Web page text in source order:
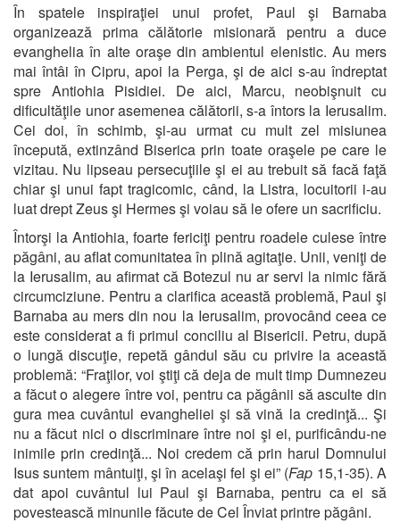
În spatele inspiraţiei unui profet, Paul şi Barnaba
organizează prima călătorie misionară pentru a duce
evanghelia în alte oraşe din ambientul elenistic. Au mers
mai întâi în Cipru, apoi la Perga, şi de aici s-au îndreptat
spre Antiohia Pisidiei. De aici, Marcu, neobişnuit cu
dificultăţile unor asemenea călătorii, s-a întors la Ierusalim.
Cei doi, în schimb, şi-au urmat cu mult zel misiunea
începută, extinzând Biserica prin toate oraşele pe care le
vizitau. Nu lipseau persecuţiile şi ei au trebuit să facă faţă
chiar şi unui fapt tragicomic, când, la Listra, locuitorii i-au
luat drept Zeus şi Hermes şi voiau să le ofere un sacrificiu.
Întorşi la Antiohia, foarte fericiţi pentru roadele culese între
păgâni, au aflat comunitatea în plină agitaţie. Unii, veniţi de
la Ierusalim, au afirmat că Botezul nu ar servi la nimic fără
circumciziune. Pentru a clarifica această problemă, Paul şi
Barnaba au mers din nou la Ierusalim, provocând ceea ce
este considerat a fi primul conciliu al Bisericii. Petru, după
o lungă discuţie, repetă gândul său cu privire la această
problemă: “Fraţilor, voi ştiţi că deja de mult timp Dumnezeu
a făcut o alegere între voi, pentru ca păgânii să asculte din
gura mea cuvântul evangheliei şi să vină la credinţă... Şi
nu a făcut nici o discriminare între noi şi ei, purificându-ne
inimile prin credinţă... Noi credem că prin harul Domnului
Isus suntem mântuiţi, şi în acelaşi fel şi ei” (Fap 15,1-35). A
dat apoi cuvântul lui Paul şi Barnaba, pentru ca ei să
povestească minunile făcute de Cel Înviat printre păgâni.